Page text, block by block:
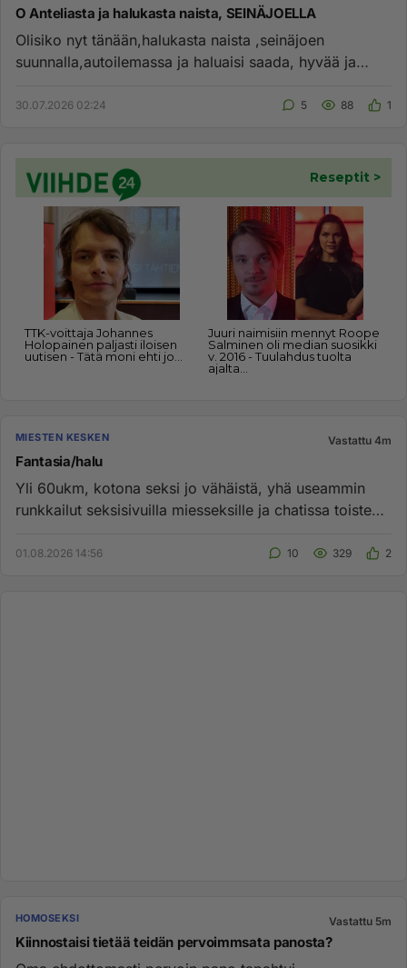
O Anteliasta ja halukasta naista, SEINÄJOELLA
Olisiko nyt tänään,halukasta naista ,seinäjoen
suunnalla,autoilemassa ja haluaisi saada, hyvää ja
30.07.2026 02:24 5 88 1
MIESTEN KESKEN Vastattu 4m
Fantasia/halu
Yli 60ukm, kotona seksi jo vähäistä, yhä useammin
runkkailut seksisivuilla miesseksille ja chatissa toisten
01.08.2026 14:56 10 329 2
HOMOSEKSI Vastattu 5m
Kiinnostaisi tietää teidän pervoimmsata panosta?